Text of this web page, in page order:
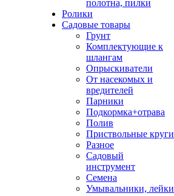
полотна, пилки
Ролики
Садовые товары
Грунт
Комплектующие к
шлангам
Опрыскиватели
От насекомых и
вредителей
Парники
Подкормка+отрава
Полив
Приствольные круги
Разное
Садовый
инструмент
Семена
Умывальники, лейки